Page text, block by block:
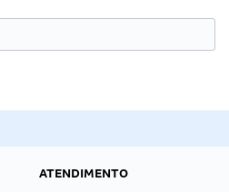
ATENDIMENTO